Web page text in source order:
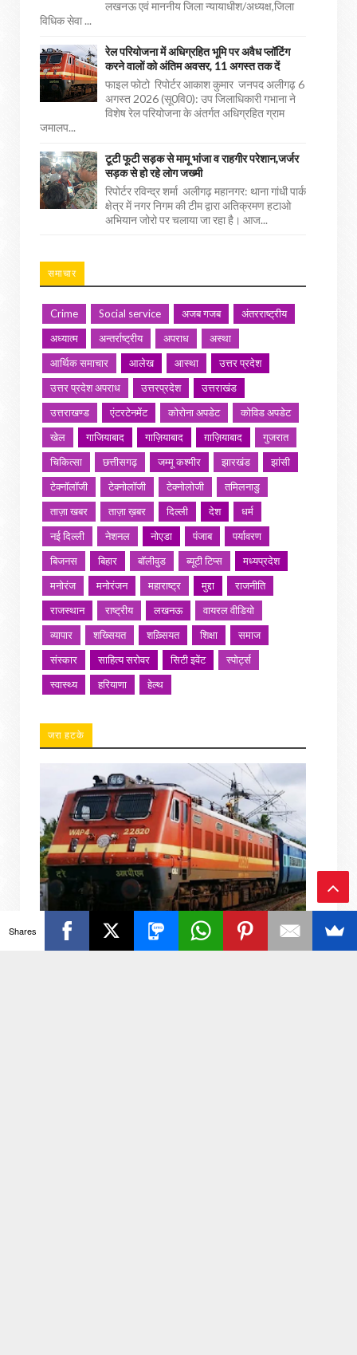
लखनऊ एवं माननीय जिला न्यायाधीश/अध्यक्ष,जिला
विधिक सेवा ...
रेल परियोजना में अधिग्रहित भूमि पर अवैध प्लॉटिंग
करने वालों को अंतिम अवसर, 11 अगस्त तक दें
फाइल फोटो रिपोर्टर आकाश कुमार जनपद अलीगढ़ 6
अगस्त 2026 (सू0वि0): उप जिलाधिकारी गभाना ने
विशेष रेल परियोजना के अंतर्गत अधिग्रहित ग्राम
जमालप...
टूटी फूटी सड़क से मामू भांजा व राहगीर परेशान,जर्जर
सड़क से हो रहे लोग जख्मी
रिपोर्टर रविन्द्र शर्मा अलीगढ़ महानगर: थाना गांधी पार्क
क्षेत्र में नगर निगम की टीम द्वारा अतिक्रमण हटाओ
अभियान जोरो पर चलाया जा रहा है। आज...
समाचार
Crime Social service अजब गजब
अंतरराष्ट्रीय
अध्यात्म
अन्तर्राष्ट्रीय अपराध
अस्था
आर्थिक समाचार
आलेख आस्था
उत्तर प्रदेश
उत्तर प्रदेश अपराध
उत्तरप्रदेश
उत्तराखंड
उत्तराखण्ड
एंटरटेनमेंट कोरोना अपडेट
कोविड अपडेट
खेल
गाजियाबाद गाज़ियाबाद ग़ाज़ियाबाद
गुजरात
चिकित्सा
छत्तीसगढ़ जम्मू कश्मीर झारखंड
झांसी
टेक्नॉलॉजी
टेक्नोलॉजी टेक्नोलोजी
तमिलनाडु
ताज़ा खबर
ताज़ा ख़बर दिल्ली देश
धर्म
नई दिल्ली
नेशनल नोएडा पंजाब
पर्यावरण
बिजनस
बिहार बॉलीवुड ब्यूटी टिप्स
मध्यप्रदेश
मनोरंज
मनोरंजन महाराष्ट्र मुद्दा
राजनीति
राजस्थान
राष्ट्रीय लखनऊ
वायरल वीडियो
व्यापार
शख्सियत शख़्सियत शिक्षा
समाज
संस्कार
साहित्य सरोवर सिटी इवेंट
स्पोर्ट्स
स्वास्थ्य
हरियाणा हेल्थ
जरा हटके
रेल परियोजना में अधिग्रहित भूमि पर अवैध प्लॉटिंग करने वालों
Ba
ck
Shares